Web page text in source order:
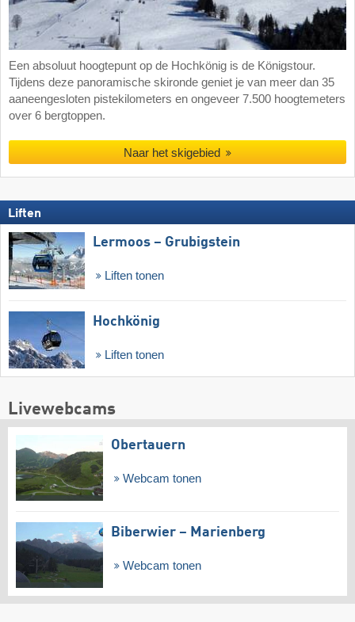
Een absoluut hoogtepunt op de Hochkönig is de Königstour.
Tijdens deze panoramische skironde geniet je van meer dan 35
aaneengesloten pistekilometers en ongeveer 7.500 hoogtemeters
over 6 bergtoppen.
Naar het skigebied
Liften
Lermoos – Grubigstein
Liften tonen
Hochkönig
Liften tonen
Livewebcams
Obertauern
Webcam tonen
Biberwier – Marienberg
Webcam tonen